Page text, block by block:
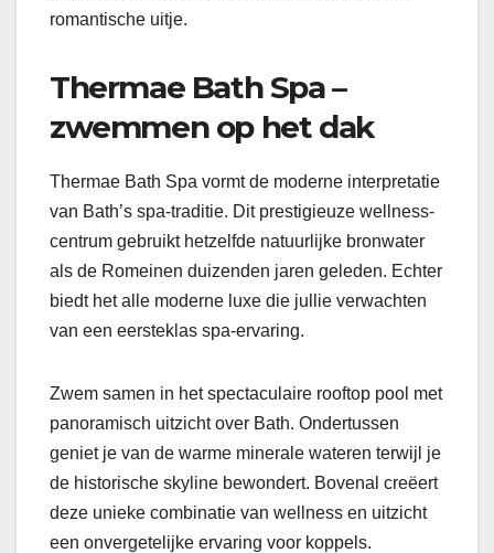
romantische uitje.
Thermae Bath Spa –
zwemmen op het dak
Thermae Bath Spa vormt de moderne interpretatie
van Bath’s spa-traditie. Dit prestigieuze wellness-
centrum gebruikt hetzelfde natuurlijke bronwater
als de Romeinen duizenden jaren geleden. Echter
biedt het alle moderne luxe die jullie verwachten
van een eersteklas spa-ervaring.
Zwem samen in het spectaculaire rooftop pool met
panoramisch uitzicht over Bath. Ondertussen
geniet je van de warme minerale wateren terwijl je
de historische skyline bewondert. Bovenal creëert
deze unieke combinatie van wellness en uitzicht
een onvergetelijke ervaring voor koppels.